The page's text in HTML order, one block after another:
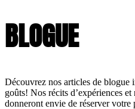
BLOGUE
Découvrez nos articles de blogue
goûts! Nos récits d’expériences
donneront envie de réserver votre